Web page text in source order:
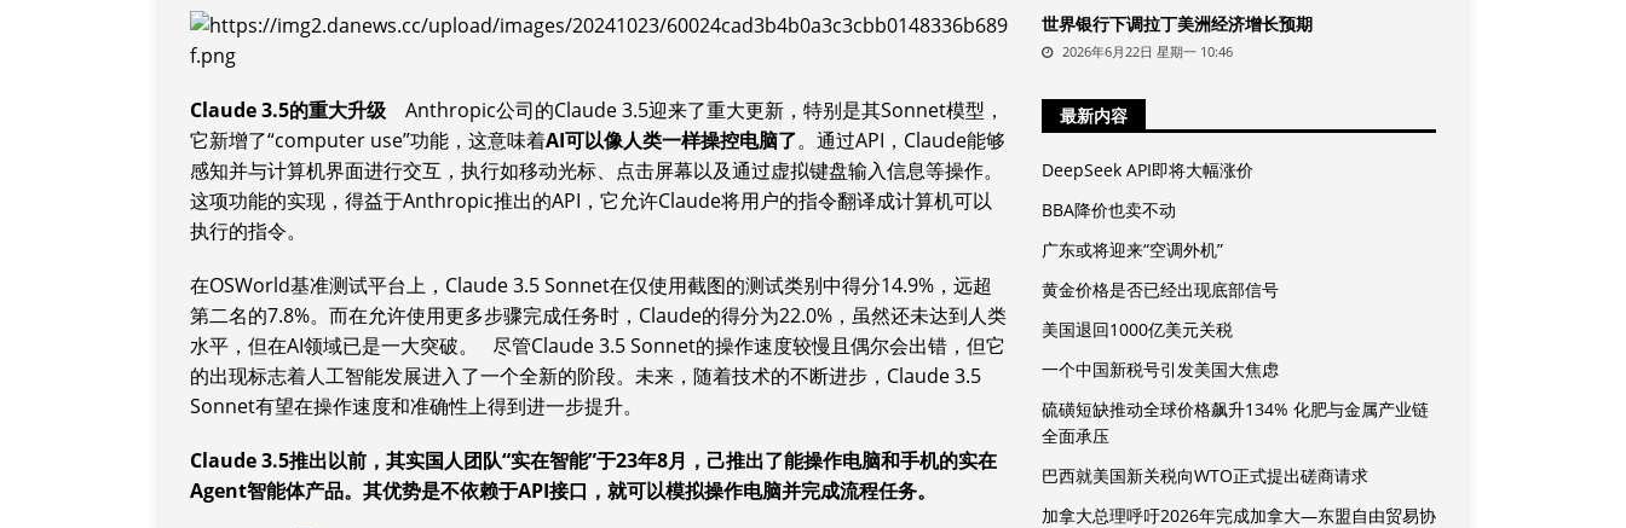
Claude 3.5的重大升级 Anthropic公司的Claude 3.5迎来了重大更新，特别是其Sonnet模型，
它新增了“computer use”功能，这意味着AI可以像人类一样操控电脑了。通过API，Claude能够
感知并与计算机界面进行交互，执行如移动光标、点击屏幕以及通过虚拟键盘输入信息等操作。
这项功能的实现，得益于Anthropic推出的API，它允许Claude将用户的指令翻译成计算机可以
执行的指令。
在OSWorld基准测试平台上，Claude 3.5 Sonnet在仅使用截图的测试类别中得分14.9%，远超
第二名的7.8%。而在允许使用更多步骤完成任务时，Claude的得分为22.0%，虽然还未达到人类
水平，但在AI领域已是一大突破。 尽管Claude 3.5 Sonnet的操作速度较慢且偶尔会出错，但它
的出现标志着人工智能发展进入了一个全新的阶段。未来，随着技术的不断进步，Claude 3.5
Sonnet有望在操作速度和准确性上得到进一步提升。
Claude 3.5推出以前，其实国人团队“实在智能”于23年8月，己推出了能操作电脑和手机的实在
Agent智能体产品。其优势是不依赖于API接口，就可以模拟操作电脑并完成流程任务。
世界银行下调拉丁美洲经济增长预期
2026年6月22日 星期一 10:46
最新内容
DeepSeek API即将大幅涨价
BBA降价也卖不动
广东或将迎来“空调外机”
黄金价格是否已经出现底部信号
美国退回1000亿美元关税
一个中国新税号引发美国大焦虑
硫磺短缺推动全球价格飙升134% 化肥与金属产业链
全面承压
巴西就美国新关税向WTO正式提出磋商请求
加拿大总理呼吁2026年完成加拿大—东盟自由贸易协